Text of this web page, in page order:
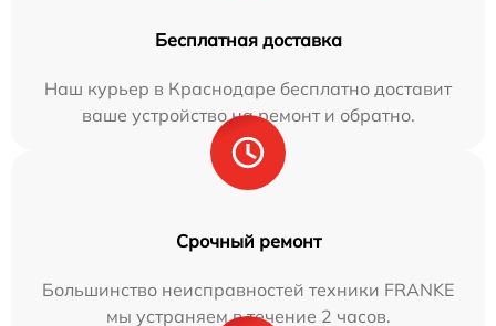
Бесплатная доставка
Наш курьер в Краснодаре бесплатно доставит
ваше устройство на ремонт и обратно.
Срочный ремонт
Большинство неисправностей техники FRANKE
мы устраняем в течение 2 часов.